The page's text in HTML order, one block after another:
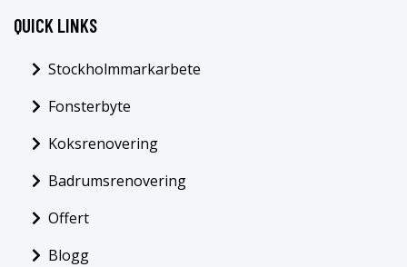
QUICK LINKS
Stockholmmarkarbete
Fonsterbyte
Koksrenovering
Badrumsrenovering
Offert
Blogg